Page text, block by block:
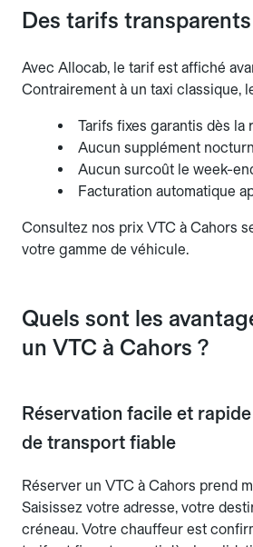
Des tarifs
Avec Allocab, le tarif est affiché
Contrairement à un taxi classique,
Tarifs fixes garantis dès la
Aucun supplément
Aucun surcoût le week-
Facturation automatique
Consultez nos prix VTC à Cahors
votre gamme de véhicule.
Quels sont les
un VTC à Cahors ?
Réservation facile et
de transport fiable
Réserver un VTC à Cahors prend
Saisissez votre adresse, votre
créneau. Votre chauffeur est